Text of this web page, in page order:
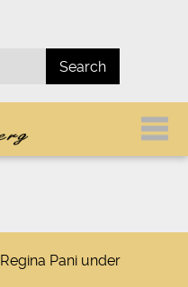
Regina Pani under